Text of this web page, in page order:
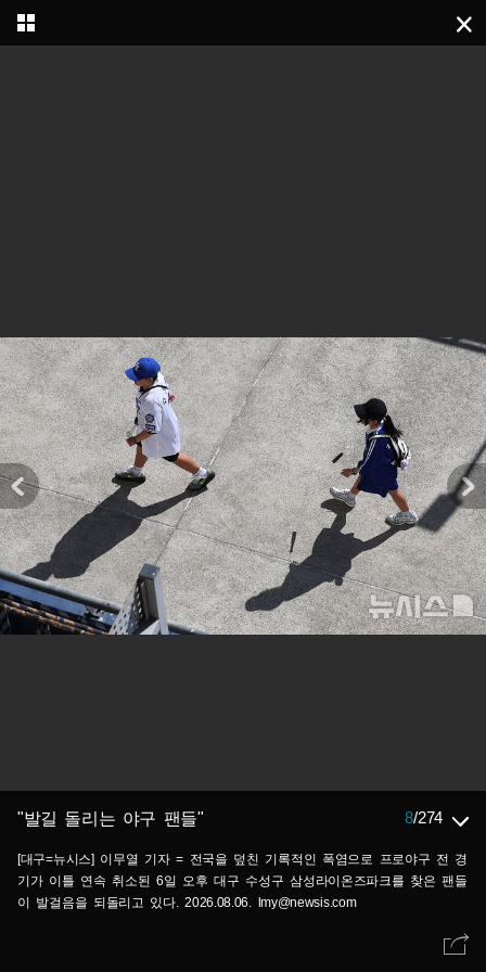
"발길 돌리는 야구 팬들" 8/274
[대구=뉴시스] 이무열 기자 = 전국을 덮친 기록적인 폭염으로 프로야구 전 경
기가 이틀 연속 취소된 6일 오후 대구 수성구 삼성라이온즈파크를 찾은 팬들
이 발걸음을 되돌리고 있다. 2026.08.06. lmy@newsis.com